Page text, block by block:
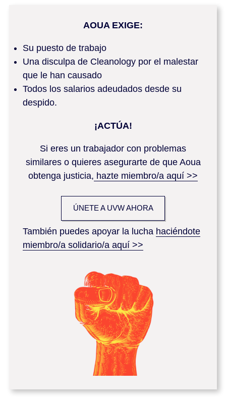
AOUA EXIGE:
Su puesto de trabajo
Una disculpa de Cleanology por el malestar
que le han causado
Todos los salarios adeudados desde su
despido.
¡ACTÚA!
Si eres un trabajador con problemas
similares o quieres asegurarte de que Aoua
obtenga justicia, hazte miembro/a aquí >>
ÚNETE A UVW AHORA
También puedes apoyar la lucha haciéndote
miembro/a solidario/a aquí >>